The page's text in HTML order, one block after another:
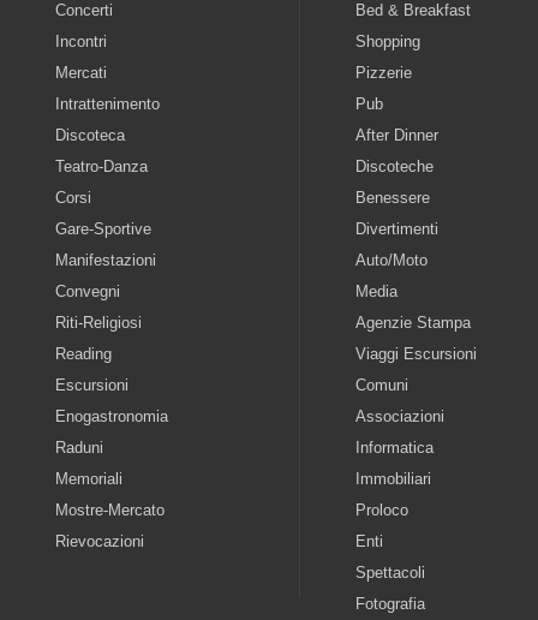
Concerti
Incontri
Mercati
Intrattenimento
Discoteca
Teatro-Danza
Corsi
Gare-Sportive
Manifestazioni
Convegni
Riti-Religiosi
Reading
Escursioni
Enogastronomia
Raduni
Memoriali
Mostre-Mercato
Rievocazioni
Bed & Breakfast
Shopping
Pizzerie
Pub
After Dinner
Discoteche
Benessere
Divertimenti
Auto/Moto
Media
Agenzie Stampa
Viaggi Escursioni
Comuni
Associazioni
Informatica
Immobiliari
Proloco
Enti
Spettacoli
Fotografia